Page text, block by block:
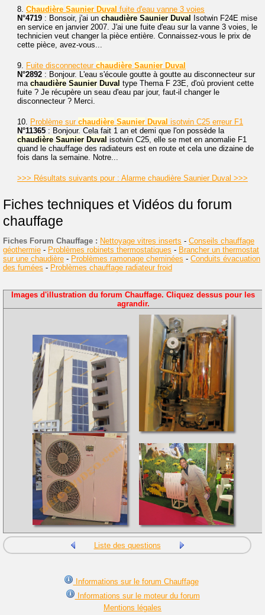
8. Chaudière Saunier Duval fuite d'eau vanne 3 voies
N°4719 : Bonsoir, j'ai un chaudière Saunier Duval
Isotwin F24E mise
en service en janvier 2007. J'ai une fuite d'eau sur la vanne 3 voies, le
technicien veut changer la pièce entière. Connaissez-vous le prix de
cette pièce, avez-vous...
9. Fuite disconnecteur chaudière Saunier Duval
N°2892 : Bonjour. L'eau s'écoule goutte à goutte au disconnecteur sur
ma chaudière Saunier Duval type Thema F 23E, d'où provient cette
fuite ? Je récupère un seau d'eau par jour, faut-il changer le
disconnecteur ? Merci.
10. Problème sur chaudière Saunier Duval isotwin C25 erreur F1
N°11365 : Bonjour. Cela fait 1 an et demi que l'on possède la
chaudière Saunier Duval isotwin C25, elle se met en anomalie F1
quand le chauffage des radiateurs est en route et cela une dizaine de
fois dans la semaine. Notre...
>>> Résultats suivants pour : Alarme chaudière Saunier Duval >>>
Fiches techniques et Vidéos du forum
chauffage
Fiches Forum Chauffage : Nettoyage vitres inserts - Conseils chauffage
géothermie - Problèmes robinets thermostatiques - Brancher un thermostat
sur une chaudière - Problèmes ramonage cheminées - Conduits évacuation
des fumées - Problèmes chauffage radiateur froid
Images d'illustration du forum Chauffage. Cliquez dessus pour les
agrandir.
Liste des questions
Informations sur le forum Chauffage
Informations sur le moteur du forum
Mentions légales